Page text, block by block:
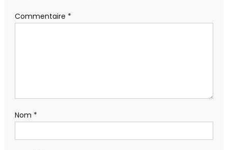
Commentaire *
Nom *